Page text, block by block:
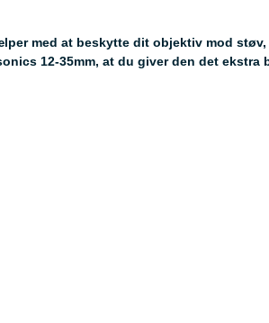
med at beskytte dit objektiv mod
12-35mm, at du giver den det ekstra